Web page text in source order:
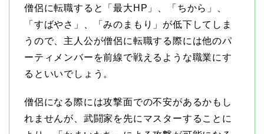
僧侶に転職すると「最大HP」、「ちから」、
「すばやさ」、「みのまもり」が低下してしま
うので、主人公が僧侶に転職する際には他のパ
ーティメンバーを前線で戦えるような職業にす
るといいでしょう。
僧侶になる際には攻撃面での不安があるかもし
れませんが、武闘家を先にマスターすることに